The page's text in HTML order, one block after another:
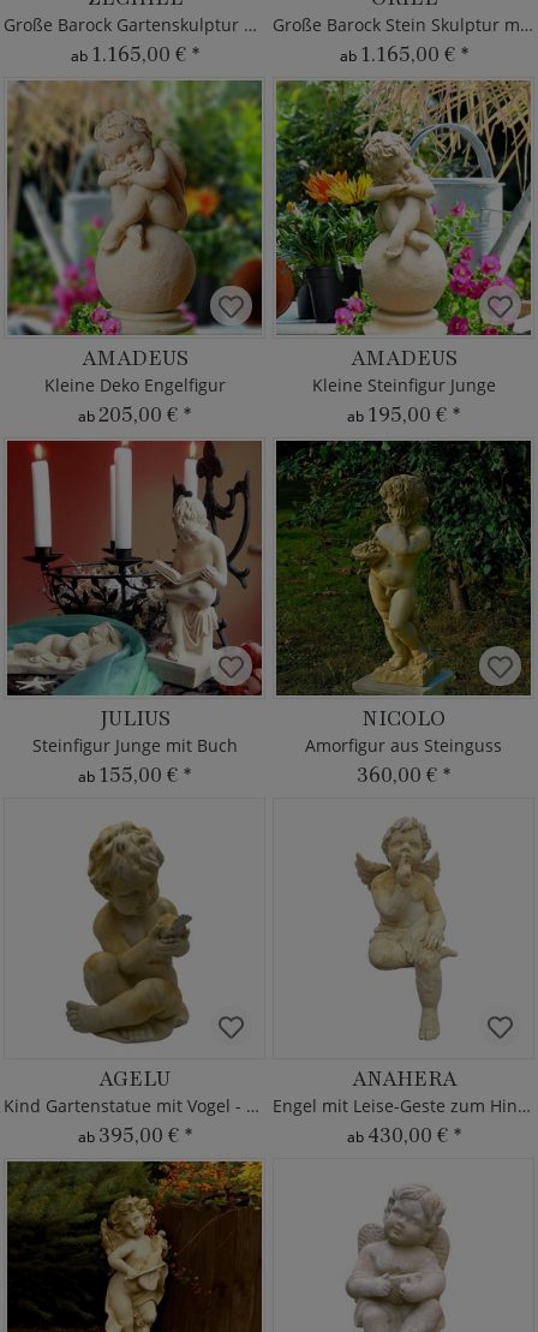
Große Barock Gartenskulptur Putte
ab 1.165,00 € *
Große Barock Stein Skulptur mit Putte
ab 1.165,00 € *
AMADEUS
Kleine Deko Engelfigur
ab205,00 € *
AMADEUS
Kleine Steinfigur Junge
ab 195,00 € *
JULIUS
Steinfigur Junge mit Buch
ab 155,00 € *
NICOLO
Amorfigur aus Steinguss
360,00 € *
AGELU
Kind Gartenstatue mit Vogel - Steinguss
ab 395,00 € *
ANAHERA
Engel mit Leise-Geste zum Hinsetzen
ab 430,00 € *